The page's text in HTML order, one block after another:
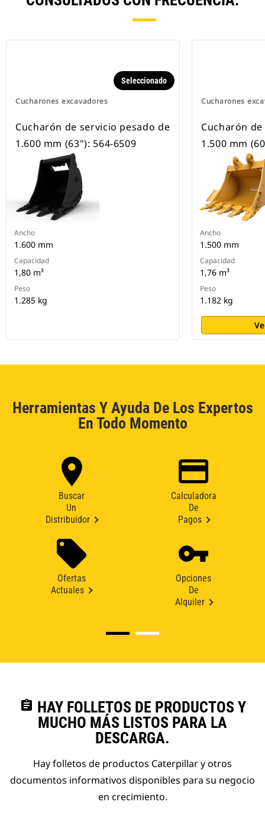
Cucharones excavadores
Seleccionado
Cucharón de servicio pesado de
1.600 mm (63"): 564-6509
Ancho
1.600 mm
Capacidad
1,80 m³
Peso
1.285 kg
Cucharones
Cucharón
1.500 mm
Ancho
1.500 mm
Capacidad
1,76 m³
Peso
1.182 kg
Herramientas Y Ayuda De Los Expertos
En Todo Momento
Buscar
Un
Distribuidor
Calculadora
De
Pagos
Ofertas
Actuales
Opciones
De
Alquiler
assignment HAY FOLLETOS DE PRODUCTOS Y
MUCHO MÁS LISTOS PARA LA
DESCARGA.
Hay folletos de productos Caterpillar y otros
documentos informativos disponibles para su negocio
en crecimiento.